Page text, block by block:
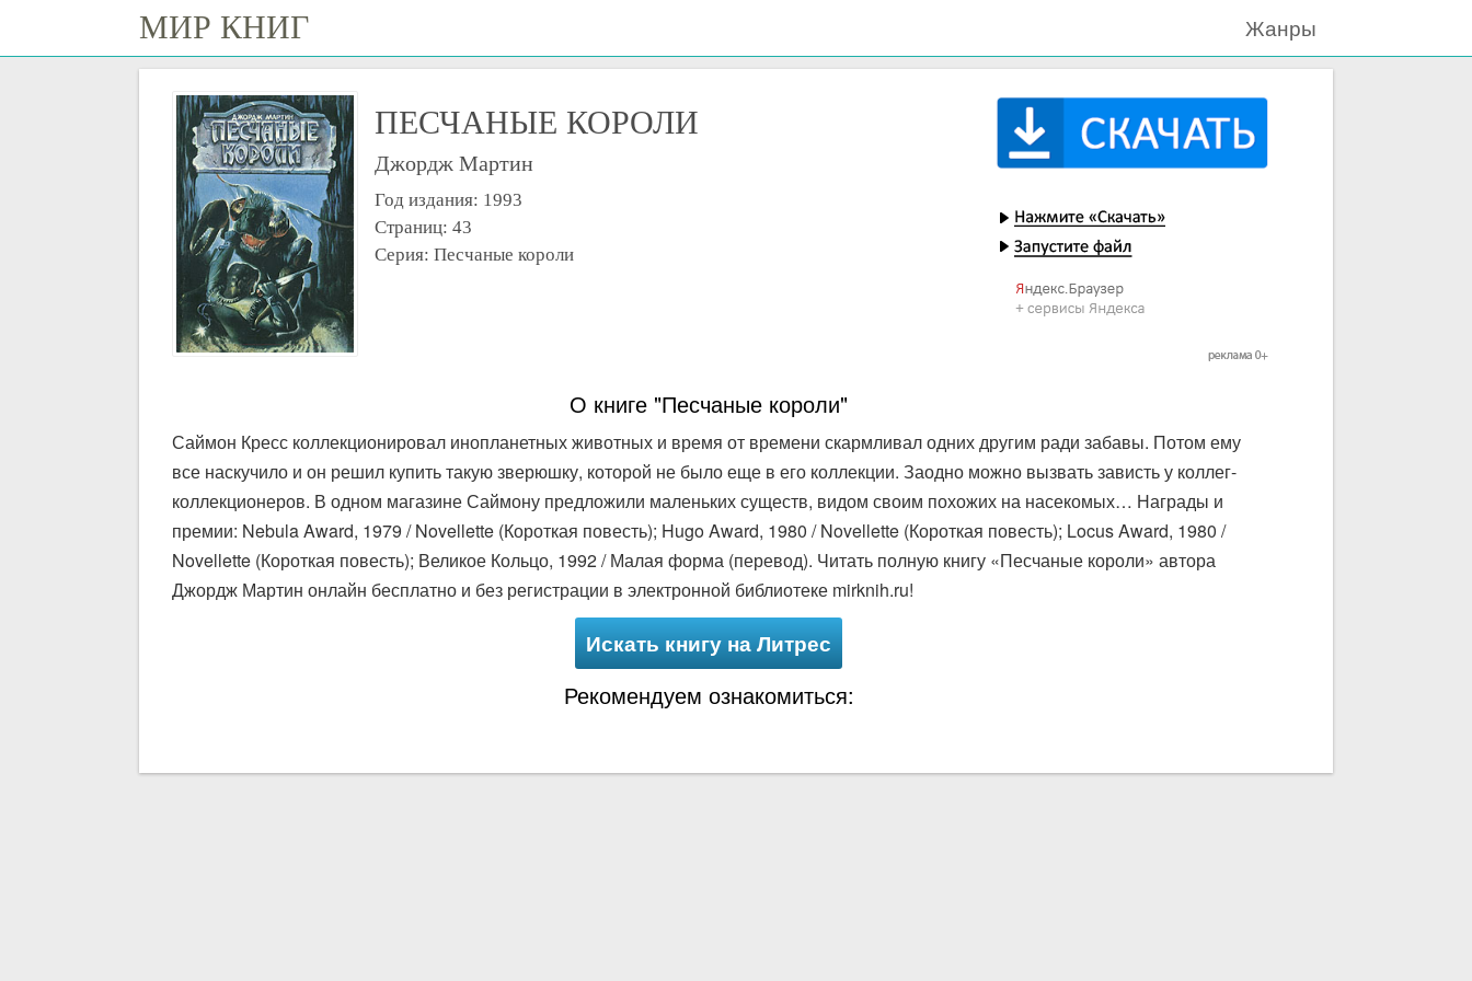
МИР КНИГ Жанры
ПЕСЧАНЫЕ КОРОЛИ
Джордж Мартин
Год издания: 1993
Страниц: 43
Серия: Песчаные короли
О книге "Песчаные короли"
Саймон Кресс коллекционировал инопланетных животных и время от времени скармливал одних другим ради забавы. Потом ему
все наскучило и он решил купить такую зверюшку, которой не было еще в его коллекции. Заодно можно вызвать зависть у коллег-
коллекционеров. В одном магазине Саймону предложили маленьких существ, видом своим похожих на насекомых… Награды и
премии: Nebula Award, 1979 / Novellette (Короткая повесть); Hugo Award, 1980 / Novellette (Короткая повесть); Locus Award, 1980 /
Novellette (Короткая повесть); Великое Кольцо, 1992 / Малая форма (перевод). Читать полную книгу «Песчаные короли» автора
Джордж Мартин онлайн бесплатно и без регистрации в электронной библиотеке mirknih.ru!
Искать книгу на Литрес
Рекомендуем ознакомиться: